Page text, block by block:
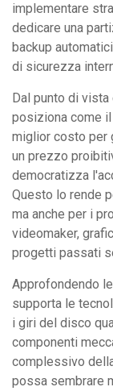
implementare
dedicare una
backup
di sicurezza
Dal punto di
posiziona come
miglior costo per
un prezzo
democratizza
Questo lo rende
ma anche per i
videomaker,
progetti passati
Approfondendo
supporta le
i giri del disco
componenti
complessivo
possa sembrare